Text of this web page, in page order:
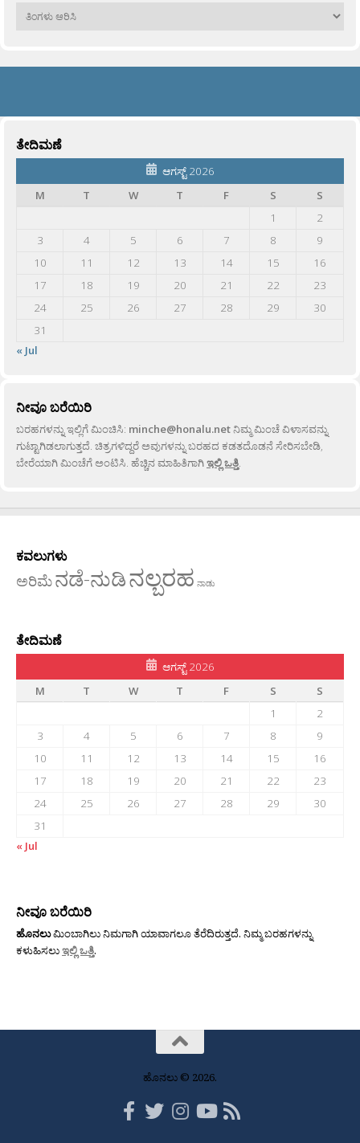
ಹಳೆಯವು
ತೇದಿಮಣೆ
ಆಗಸ್ಟ್ 2026
M
T W T F S
S
1
2
3
4 5 6 7 8
9
10
11 12 13 14 15
16
17
18 19 20 21 22
23
24
25 26 27 28 29
30
31
« Jul
ನೀವೂ ಬರೆಯಿರಿ
ಬರಹಗಳನ್ನು ಇಲ್ಲಿಗೆ ಮಿಂಚಿಸಿ: minche@honalu.netನಿಮ್ಮ ಮಿಂಚೆ ವಿಳಾಸವನ್ನು
ಗುಟ್ಟಾಗಿಡಲಾಗುತ್ತದೆ. ಚಿತ್ರಗಳಿದ್ದರೆ ಅವುಗಳನ್ನು ಬರಹದ ಕಡತದೊಡನೆ ಸೇರಿಸಬೇಡಿ,
ಬೇರೆಯಾಗಿ ಮಿಂಚೆಗೆ ಅಂಟಿಸಿ. ಹೆಚ್ಚಿನ ಮಾಹಿತಿಗಾಗಿಇಲ್ಲಿ ಒತ್ತಿ.
ಕವಲುಗಳು
ಅರಿಮೆನಡೆ-ನುಡಿನಲ್ಬರಹ ನಾಡು
ತೇದಿಮಣೆ
ಆಗಸ್ಟ್ 2026
M
T W T F S
S
1
2
3
4 5 6 7 8
9
10
11 12 13 14 15
16
17
18 19 20 21 22
23
24
25 26 27 28 29
30
31
« Jul
ನೀವೂ ಬರೆಯಿರಿ
ಹೊನಲುಮಿಂಬಾಗಿಲು ನಿಮಗಾಗಿ ಯಾವಾಗಲೂ ತೆರೆದಿರುತ್ತದೆ. ನಿಮ್ಮ ಬರಹಗಳನ್ನು
ಕಳುಹಿಸಲುಇಲ್ಲಿ ಒತ್ತಿ.
ಹೊನಲು © 2026.